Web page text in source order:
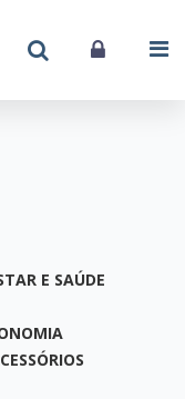
E SAÚDE